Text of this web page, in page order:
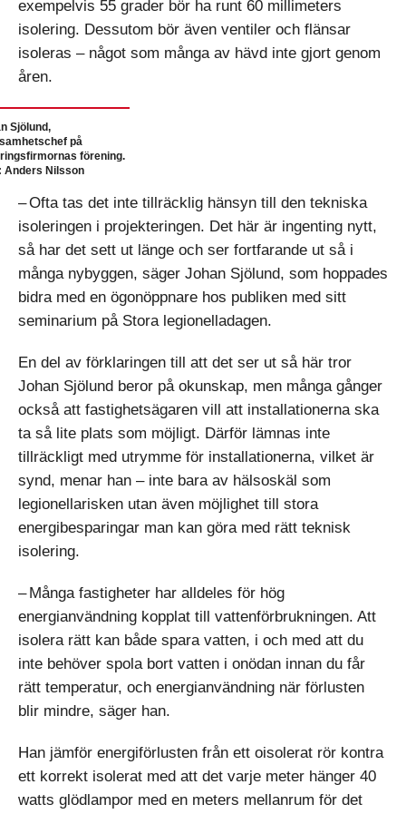
exempelvis 55 grader bör ha runt 60 millimeters
isolering. Dessutom bör även ventiler och flänsar
isoleras – något som många av hävd inte gjort genom
åren.
Sjölund,
på
förening.
Anders Nilsson
– Ofta tas det inte tillräcklig hänsyn till den tekniska
isoleringen i projekteringen. Det här är ingenting nytt,
så har det sett ut länge och ser fortfarande ut så i
många nybyggen, säger Johan Sjölund, som hoppades
bidra med en ögonöppnare hos publiken med sitt
seminarium på Stora legionelladagen.
En del av förklaringen till att det ser ut så här tror
Johan Sjölund beror på okunskap, men många gånger
också att fastighetsägaren vill att installationerna ska
ta så lite plats som möjligt. Därför lämnas inte
tillräckligt med utrymme för installationerna, vilket är
synd, menar han – inte bara av hälsoskäl som
legionellarisken utan även möjlighet till stora
energibesparingar man kan göra med rätt teknisk
isolering.
– Många fastigheter har alldeles för hög
energianvändning kopplat till vattenförbrukningen. Att
isolera rätt kan både spara vatten, i och med att du
inte behöver spola bort vatten i onödan innan du får
rätt temperatur, och energi­användning när förlusten
blir mindre, säger han.
Han jämför energiförlusten från ett oisolerat rör kontra
ett korrekt isolerat med att det varje meter hänger 40
watts glödlampor med en meters mellanrum för det